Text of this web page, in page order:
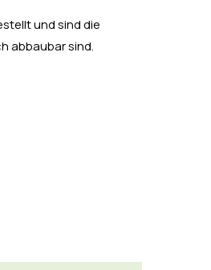
und sind die
abbaubar sind.